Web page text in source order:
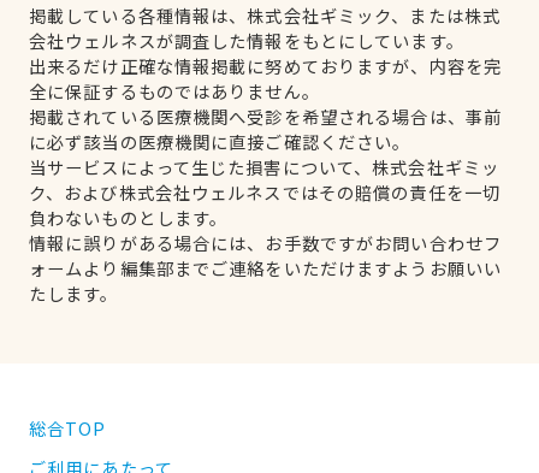
掲載している各種情報は、株式会社ギミック、または株式
会社ウェルネスが調査した情報をもとにしています。
出来るだけ正確な情報掲載に努めておりますが、内容を完
全に保証するものではありません。
掲載されている医療機関へ受診を希望される場合は、事前
に必ず該当の医療機関に直接ご確認ください。
当サービスによって生じた損害について、株式会社ギミッ
ク、および株式会社ウェルネスではその賠償の責任を一切
負わないものとします。
情報に誤りがある場合には、お手数ですがお問い合わせフ
ォームより編集部までご連絡をいただけますようお願いい
たします。
総合TOP